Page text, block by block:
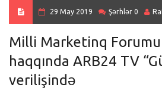
29 May 2019 Şərhlər 0
Milli Marketinq
haqqında ARB24 TV
verilişində